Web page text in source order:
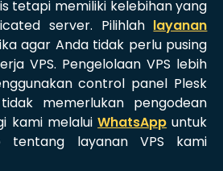
tetapi memiliki kelebihan yang
server. Pilihlah layanan
agar Anda tidak perlu pusing
VPS. Pengelolaan VPS lebih
control panel Plesk
memerlukan pengodean
kami melaluiWhatsApp untuk
tentang layanan VPS kami